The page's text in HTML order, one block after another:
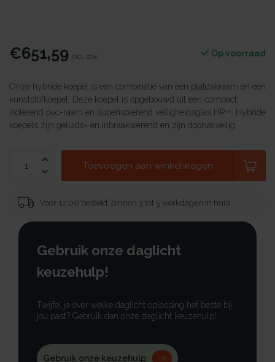
€651,59 Incl. btw Op voorraad
Onze hybride koepel is een combinatie van een platdakraam en een
kunststofkoepel. Deze koepel is opgebouwd uit een compact,
isolerend pvc-raam en superisolerend veiligheidsglas HR++. Hybride
koepels zijn geluids- en inbraakwerend en zijn doorvalveilig.
Toevoegen aan winkelwagen
Voor 12:00 besteld, binnen 3 tot 5 werkdagen in huis!
Gebruik onze daglicht
keuzehulp!
Twijfel je over welke daglicht oplossing het beste bij
jou past? Gebruik dan onze daglicht keuzehulp!
Gebruik onze keuzehulp